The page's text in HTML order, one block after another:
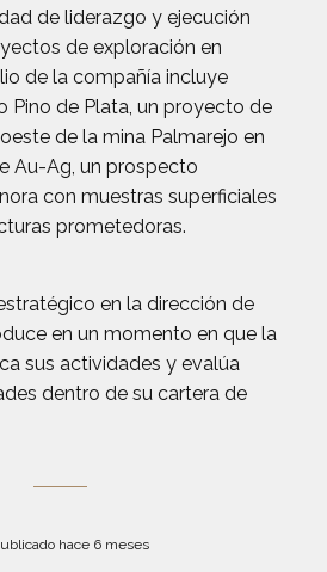
de liderazgo y ejecución
de exploración en
de la compañía incluye
Pino de Plata, un proyecto de
de la mina Palmarejo en
Au-Ag, un prospecto
con muestras superficiales
prometedoras.
en la dirección de
en un momento en que la
sus actividades y evalúa
dentro de su cartera de
hace 6 meses